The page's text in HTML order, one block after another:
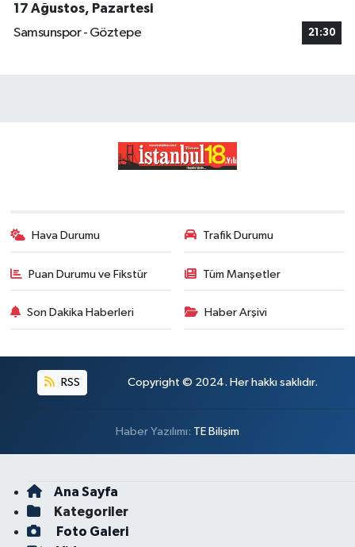
17 Ağustos, Pazartesi
Samsunspor - Göztepe
21:30
Hava Durumu Trafik Durumu
Puan Durumu ve Fikstür Tüm Manşetler
Son Dakika Haberleri Haber Arşivi
RSS Copyright © 2024. Her hakkı saklıdır.
Haber Yazılımı: TE Bilişim
Ana Sayfa
Kategoriler
Foto Galeri